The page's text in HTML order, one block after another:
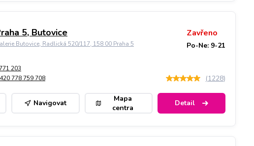
5, Butovice
Butovice, Radlická 520/117, 158 00 Praha 5
Zavřeno
Po-Ne: 9-21
203
778 759 708 (1228)
Navigovat
Mapa
centra
Detail